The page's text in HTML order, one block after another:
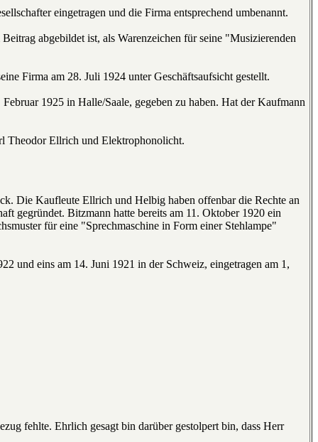
eingetragen und die Firma entsprechend umbenannt.
abgebildet ist, als Warenzeichen für seine "Musizierenden
Firma am 28. Juli 1924 unter Geschäftsaufsicht gestellt.
1925 in Halle/Saale, gegeben zu haben. Hat der Kaufmann
Theodor Ellrich und Elektrophonolicht.
Die Kaufleute Ellrich und Helbig haben offenbar die Rechte an
gegründet. Bitzmann hatte bereits am 11. Oktober 1920 ein
für eine "Sprechmaschine in Form einer Stehlampe"
und eins am 14. Juni 1921 in der Schweiz, eingetragen am 1,
fehlte. Ehrlich gesagt bin darüber gestolpert bin, dass Herr